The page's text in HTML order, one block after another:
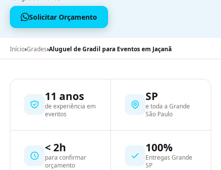
Solicitar Orçamento
Início›Grades›Aluguel de Gradil para Eventos em Jaçanã
11 anos
de experiência em
eventos
SP
e toda a Grande
São Paulo
< 2h
para confirmar
orçamento
100%
Entregas Grande
SP